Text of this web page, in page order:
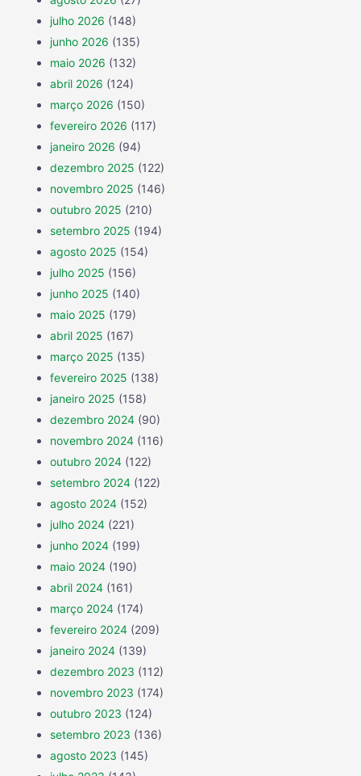
julho 2026 (148)
junho 2026 (135)
maio 2026 (132)
abril 2026 (124)
março 2026 (150)
fevereiro 2026 (117)
janeiro 2026 (94)
dezembro 2025 (122)
novembro 2025 (146)
outubro 2025 (210)
setembro 2025 (194)
agosto 2025 (154)
julho 2025 (156)
junho 2025 (140)
maio 2025 (179)
abril 2025 (167)
março 2025 (135)
fevereiro 2025 (138)
janeiro 2025 (158)
dezembro 2024 (90)
novembro 2024 (116)
outubro 2024 (122)
setembro 2024 (122)
agosto 2024 (152)
julho 2024 (221)
junho 2024 (199)
maio 2024 (190)
abril 2024 (161)
março 2024 (174)
fevereiro 2024 (209)
janeiro 2024 (139)
dezembro 2023 (112)
novembro 2023 (174)
outubro 2023 (124)
setembro 2023 (136)
agosto 2023 (145)